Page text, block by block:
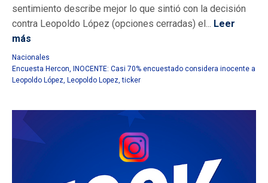
sentimiento describe mejor lo que sintió con la decisión
contra Leopoldo López (opciones cerradas) el... Leer
más
Nacionales
Encuesta Hercon INOCENTE: Casi 70% encuestado considera inocente a
Leopoldo López Leopoldo Lopez ,ticker